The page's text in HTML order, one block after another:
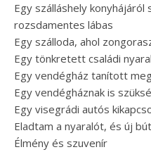
Egy szálláshely
rozsdamentes lábas
Egy szálloda, ahol
Egy tönkretett családi
Egy vendégház tanított
Egy vendégháznak is
Egy visegrádi autós
Eladtam a nyaralót, és új
Élmény és szuvenír